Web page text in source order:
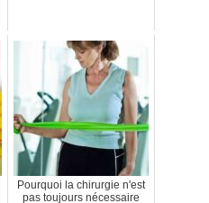
Pourquoi la chirurgie n'est
pas toujours nécessaire